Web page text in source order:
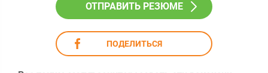
ОТПРАВИТЬ РЕЗЮМЕ
ПОДЕЛИТЬСЯ